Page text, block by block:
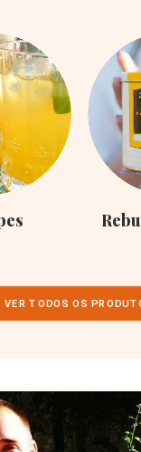
VER TODOS OS